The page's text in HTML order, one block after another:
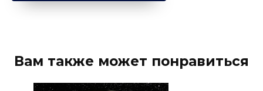
Вам также может понравиться